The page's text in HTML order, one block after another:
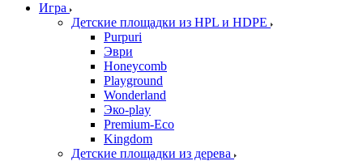
Игра
Детские площадки из HPL и HDPE
Purpuri
Эври
Honeycomb
Playground
Wonderland
Эко-play
Premium-Eco
Kingdom
Детские площадки из дерева